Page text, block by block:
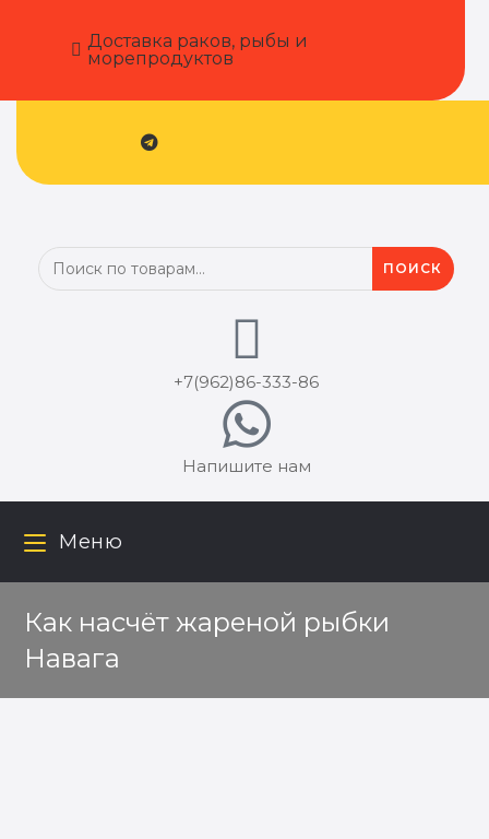
Доставка раков, рыбы и
морепродуктов
ПОИСК
+7(962)86-333‬-86
Напишите нам
Меню
Как насчёт жареной рыбки
Навага